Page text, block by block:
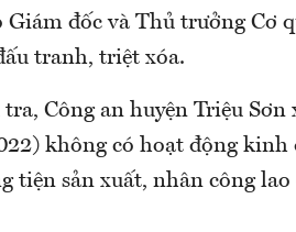
Giám đốc và Thủ trưởng Cơ
tranh, triệt xóa.
Công an huyện Triệu
không có hoạt động kinh
tiện sản xuất, nhân công